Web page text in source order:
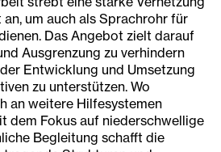
um auch als Sprachrohr für
Das Angebot zielt darauf
Ausgrenzung zu verhindern
Entwicklung und Umsetzung
zu unterstützen. Wo
an weitere Hilfesystemen
dem Fokus auf niederschwellige
Begleitung schafft die